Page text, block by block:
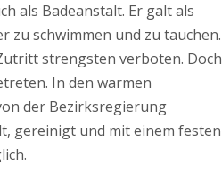
als Badeanstalt. Er galt als
zu schwimmen und zu tauchen.
strengsten verboten. Doch
In den warmen
der Bezirksregierung
gereinigt und mit einem festen